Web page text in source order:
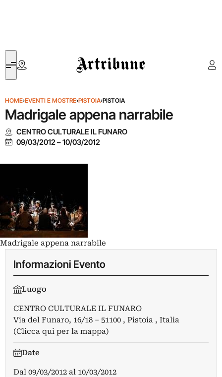
Artribune
HOME›EVENTI E MOSTRE›PISTOIA›PISTOIA
Madrigale appena narrabile
CENTRO CULTURALE IL FUNARO
09/03/2012–10/03/2012
Madrigale appena narrabile
Informazioni Evento
Luogo
CENTRO CULTURALE IL FUNARO
Via del Funaro, 16/18 – 51100 , Pistoia , Italia
(Clicca qui per la mappa)
Date
Dal 09/03/2012 al 10/03/2012